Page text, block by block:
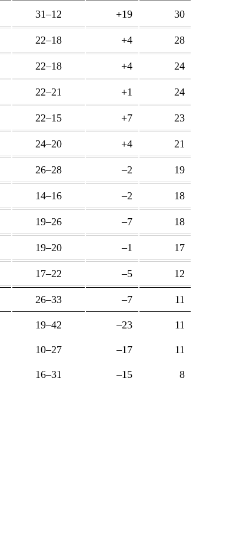
31–12 +19 30
22–18 +4 28
22–18 +4 24
22–21 +1 24
22–15 +7 23
24–20 +4 21
26–28 –2 19
14–16 –2 18
19–26 –7 18
19–20 –1 17
17–22 –5 12
26–33 –7 11
19–42 –23 11
10–27 –17 11
16–31 –15 8